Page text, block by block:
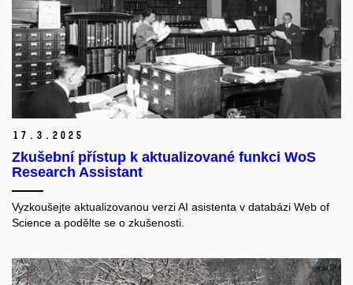
17. 3. 2025
Zkušební přístup k aktualizované funkci WoS
Research Assistant
Vyzkoušejte aktualizovanou verzi AI asistenta v databázi Web of
Science a podělte se o zkušenosti.